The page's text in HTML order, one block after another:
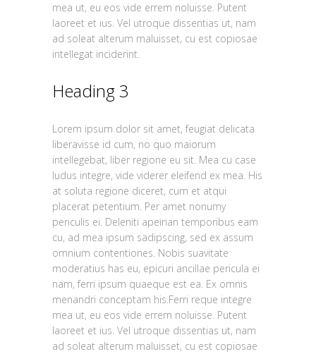
mea ut, eu eos vide errem noluisse. Putent
laoreet et ius. Vel utroque dissentias ut, nam
ad soleat alterum maluisset, cu est copiosae
intellegat inciderint.
Heading 3
Lorem ipsum dolor sit amet, feugiat delicata
liberavisse id cum, no quo maiorum
intellegebat, liber regione eu sit. Mea cu case
ludus integre, vide viderer eleifend ex mea. His
at soluta regione diceret, cum et atqui
placerat petentium. Per amet nonumy
periculis ei. Deleniti apeirian temporibus eam
cu, ad mea ipsum sadipscing, sed ex assum
omnium contentiones. Nobis suavitate
moderatius has eu, epicuri ancillae pericula ei
nam, ferri ipsum quaeque est ea. Ex omnis
menandri conceptam his.Ferri reque integre
mea ut, eu eos vide errem noluisse. Putent
laoreet et ius. Vel utroque dissentias ut, nam
ad soleat alterum maluisset, cu est copiosae